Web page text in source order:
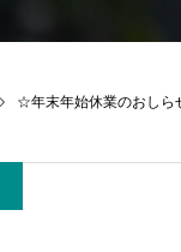
☆年末年始休業のおし